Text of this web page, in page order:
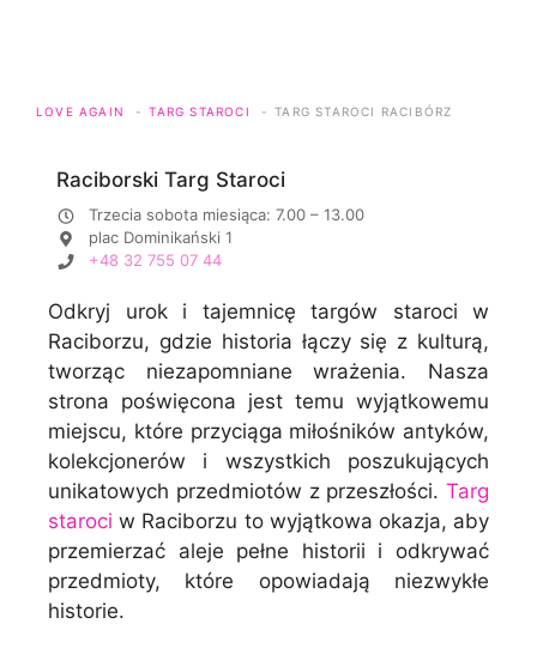
LOVE AGAIN TARG STAROCI TARG STAROCI RACIBÓRZ
Raciborski Targ Staroci
Trzecia sobota miesiąca: 7.00 – 13.00
plac Dominikański 1
+48 32 755 07 44
Odkryj urok i tajemnicę targów staroci w
Raciborzu, gdzie historia łączy się z kulturą,
tworząc niezapomniane wrażenia. Nasza
strona poświęcona jest temu wyjątkowemu
miejscu, które przyciąga miłośników antyków,
kolekcjonerów i wszystkich poszukujących
unikatowych przedmiotów z przeszłości. Targ
staroci w Raciborzu to wyjątkowa okazja, aby
przemierzać aleje pełne historii i odkrywać
przedmioty, które opowiadają niezwykłe
historie.